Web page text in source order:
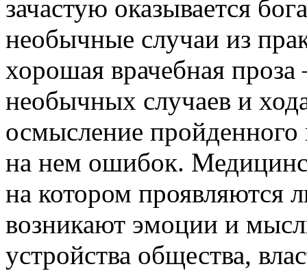
зачастую оказывается
необычные случаи из
хорошая врачебная проза
необычных случаев и
осмысление
на нем ошибок.
на котором проявляются
возникают эмоции и
устройства общества,